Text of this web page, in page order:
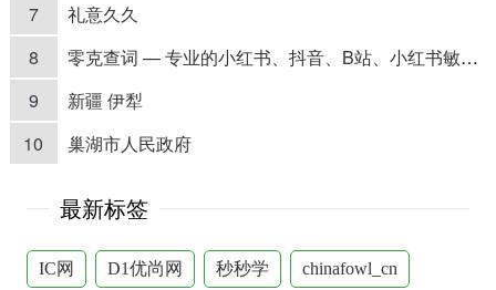
7
礼意久久
8
零克查词 — 专业的小红书、抖音、B站、小红书敏感词检测工具
9
新疆 伊犁
10
巢湖市人民政府
最新标签
IC网 D1优尚网 秒秒学 chinafowl_cn